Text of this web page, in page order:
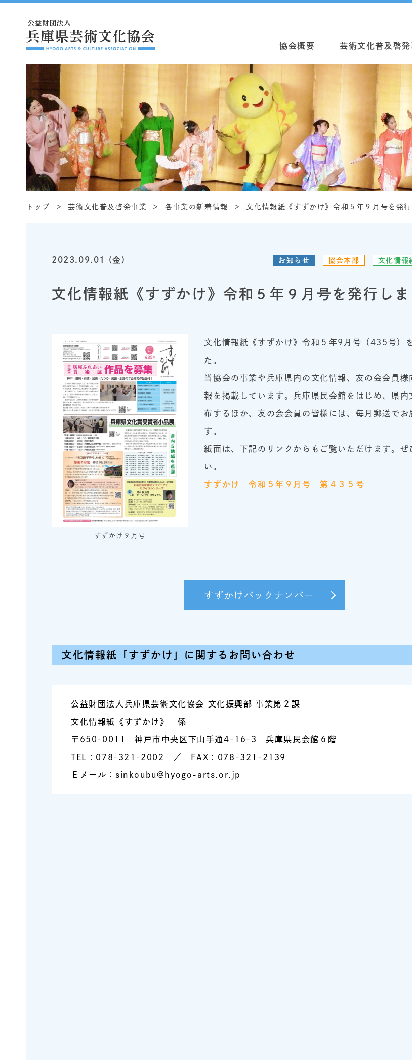
協会概要 芸術文化普及啓発
トップ 芸術文化普及啓発事業 各事業の新着情報 文化情報紙《すずかけ》令和５年９月号を発行
2023.09.01 (金) お知らせ 協会本部 文化情報
文化情報紙《すずかけ》令和５年９月号を発行しま
すずかけ９月号
文化情報紙《すずかけ》令和５年9月号（435号）
た。
当協会の事業や兵庫県内の文化情報、友の会会員様
報を掲載しています。兵庫県民会館をはじめ、県内
布するほか、友の会会員の皆様には、毎月郵送でお
す。
紙面は、下記のリンクからもご覧いただけます。ぜ
い。
すずかけ 令和５年９月号 第４３５号
すずかけバックナンバー
文化情報紙「すずかけ」に関するお問い合わせ
公益財団法人兵庫県芸術文化協会 文化振興部 事業第２課
文化情報紙《すずかけ》 係
〒650-0011 神戸市中央区下山手通4-16-3 兵庫県民会館６階
TEL：078-321-2002 ／ FAX：078-321-2139
Ｅメール：sinkoubu@hyogo-arts.or.jp